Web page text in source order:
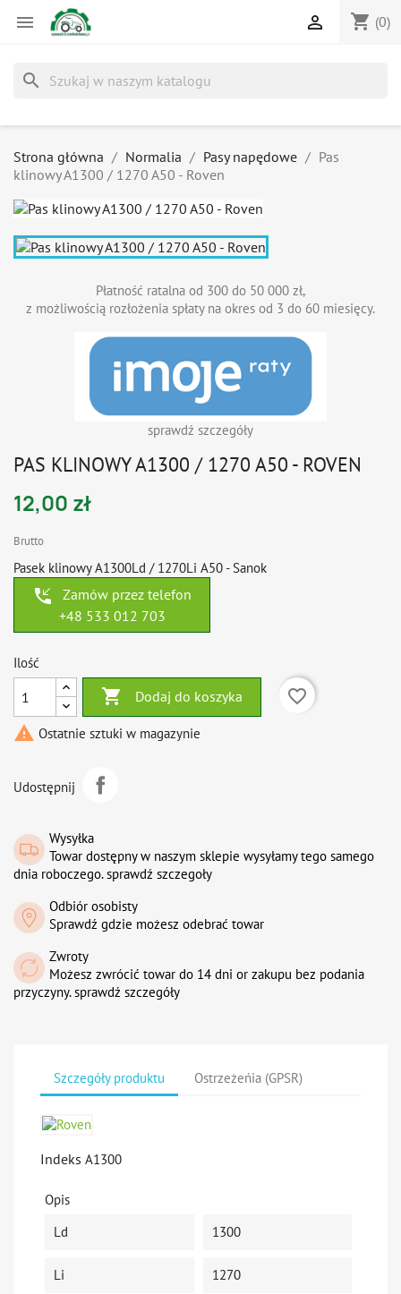
 shopping_cart (0)

search
Strona główna Normalia Pasy napędowe
Pas
klinowy A1300 / 1270 A50 - Roven
Płatność ratalna od 300 do 50 000 zł,
z możliwością rozłożenia spłaty na okres od 3 do 60 miesięcy.
sprawdź szczegóły
PAS KLINOWY A1300 / 1270 A50 - ROVEN
12,00 zł
Brutto
Pasek klinowy A1300Ld / 1270Li A50 - Sanok
phone_callback
Zamów przez telefon
+48 533 012 703
Ilość
 Dodaj do koszyka
favorite_border
 Ostatnie sztuki w magazynie
Udostępnij
Wysyłka
Towar dostępny w naszym sklepie wysyłamy tego samego
dnia roboczego. sprawdź szczegoły
Odbiór osobisty
Sprawdź gdzie możesz odebrać towar
Zwroty
Możesz zwrócić towar do 14 dni or zakupu bez podania
przyczyny. sprawdź szczegóły
Szczegóły produktu Ostrzeżeńia (GPSR)
Indeks A1300
Opis
Ld
1300
Li 1270